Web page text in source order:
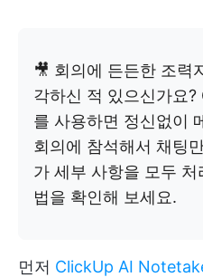
🎥 회의에 든든한 조력
각하신 적 있으신가요
를 사용하면 정신없이
회의에 참석해서 채팅
가 세부 사항을 모두
법을 확인해 보세요.
먼저 ClickUp AI